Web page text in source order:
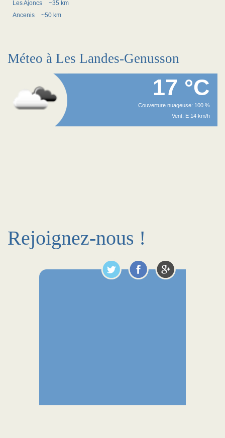
Les Ajoncs
~35 km
Ancenis
~50 km
Méteo à Les Landes-Genusson
17 °C
Couverture nuageuse: 100 %
Vent: E 14 km/h
Rejoignez-nous !